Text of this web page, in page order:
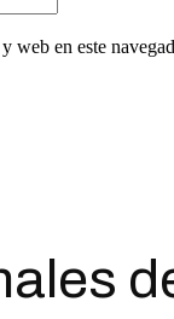
web en este